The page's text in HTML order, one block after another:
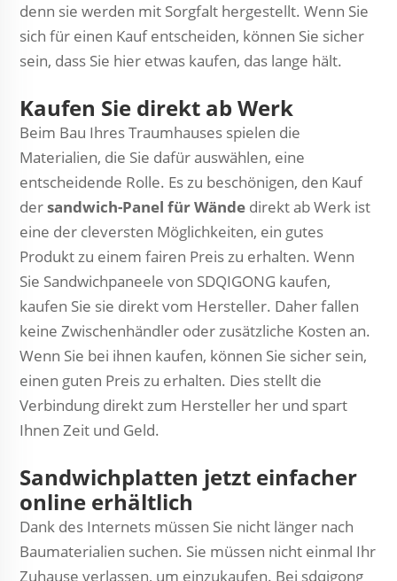
denn sie werden mit Sorgfalt hergestellt. Wenn Sie
sich für einen Kauf entscheiden, können Sie sicher
sein, dass Sie hier etwas kaufen, das lange hält.
Kaufen Sie direkt ab Werk
Beim Bau Ihres Traumhauses spielen die
Materialien, die Sie dafür auswählen, eine
entscheidende Rolle. Es zu beschönigen, den Kauf
dersandwich-Panel für Wände direkt ab Werk ist
eine der cleversten Möglichkeiten, ein gutes
Produkt zu einem fairen Preis zu erhalten. Wenn
Sie Sandwichpaneele von SDQIGONG kaufen,
kaufen Sie sie direkt vom Hersteller. Daher fallen
keine Zwischenhändler oder zusätzliche Kosten an.
Wenn Sie bei ihnen kaufen, können Sie sicher sein,
einen guten Preis zu erhalten. Dies stellt die
Verbindung direkt zum Hersteller her und spart
Ihnen Zeit und Geld.
Sandwichplatten jetzt einfacher
online erhältlich
Dank des Internets müssen Sie nicht länger nach
Baumaterialien suchen. Sie müssen nicht einmal Ihr
Zuhause verlassen, um einzukaufen. Bei sdqigong